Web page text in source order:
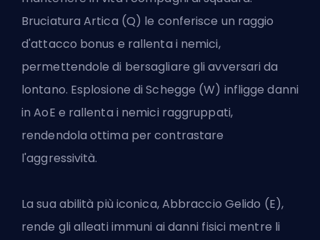
Bruciatura Artica (Q) le conferisce un raggio
d'attacco bonus e rallenta i nemici,
permettendole di bersagliare gli avversari da
lontano. Esplosione di Schegge (W) infligge danni
in AoE e rallenta i nemici raggruppati,
rendendola ottima per contrastare
l'aggressività.
La sua abilità più iconica, Abbraccio Gelido (E),
rende gli alleati immuni ai danni fisici mentre li